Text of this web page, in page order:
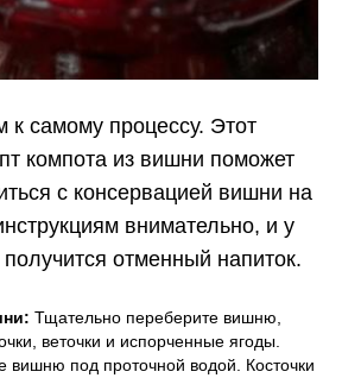
к самому процессу. Этот
компота из вишни поможет
с консервацией вишни на
внимательно, и у
отменный напиток.
Тщательно переберите вишню,
веточки и испорченные ягоды.
вишню под проточной водой. Косточки